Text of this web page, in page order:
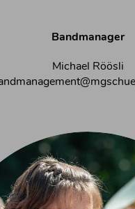
Bandmanager
Michael Röösli